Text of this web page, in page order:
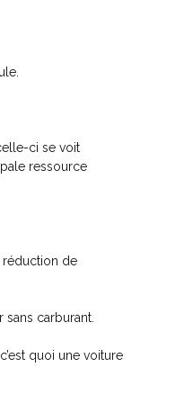
ci se voit
ressource
réduction de
carburant.
quoi une voiture